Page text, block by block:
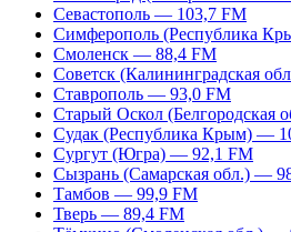
Севастополь — 103,7 FM
Симферополь (Республика
Смоленск — 88,4 FM
Советск (Калининградская
Ставрополь — 93,0 FM
Старый Оскол (Белгородская
Судак (Республика Крым) —
Сургут (Югра) — 92,1 FM
Сызрань (Самарская обл.) —
Тамбов — 99,9 FM
Тверь — 89,4 FM